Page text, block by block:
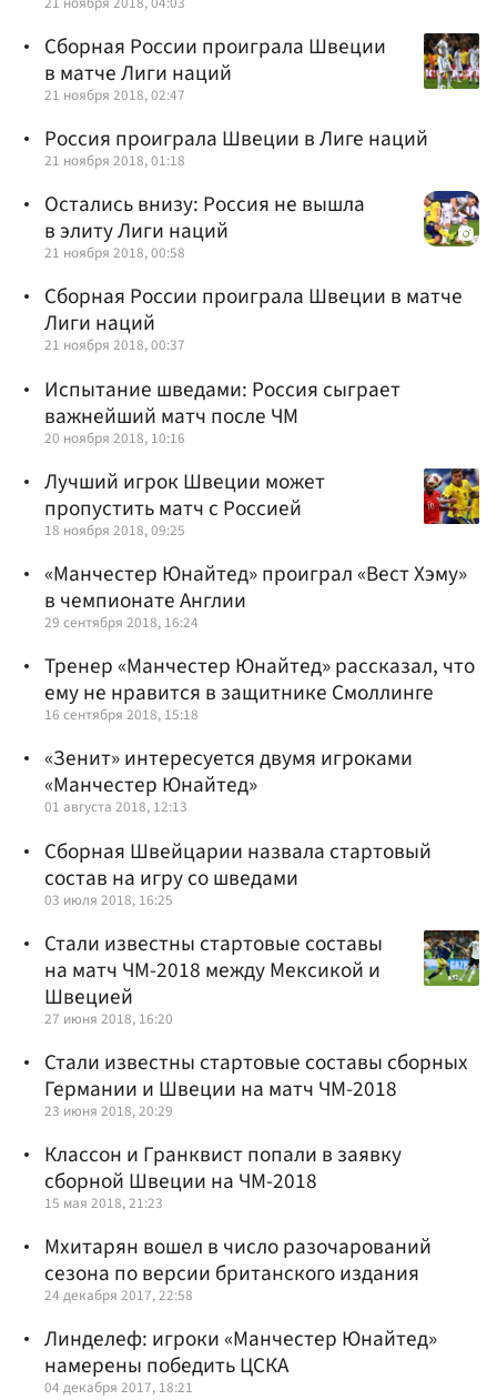
Сборная России проиграла Швеции
в матче Лиги наций
21 ноября 2018, 02:47
Россия проиграла Швеции в Лиге наций
21 ноября 2018, 01:18
Остались внизу: Россия не вышла
в элиту Лиги наций
21 ноября 2018, 00:58
Сборная России проиграла Швеции в матче
Лиги наций
21 ноября 2018, 00:37
Испытание шведами: Россия сыграет
важнейший матч после ЧМ
20 ноября 2018, 10:16
Лучший игрок Швеции может
пропустить матч с Россией
18 ноября 2018, 09:25
«Манчестер Юнайтед» проиграл «Вест Хэму»
в чемпионате Англии
29 сентября 2018, 16:24
Тренер «Манчестер Юнайтед» рассказал, что
ему не нравится в защитнике Смоллинге
16 сентября 2018, 15:18
«Зенит» интересуется двумя игроками
«Манчестер Юнайтед»
01 августа 2018, 12:13
Сборная Швейцарии назвала стартовый
состав на игру со шведами
03 июля 2018, 16:25
Стали известны стартовые составы
на матч ЧМ-2018 между Мексикой и
Швецией
27 июня 2018, 16:20
Стали известны стартовые составы сборных
Германии и Швеции на матч ЧМ-2018
23 июня 2018, 20:29
Классон и Гранквист попали в заявку
сборной Швеции на ЧМ-2018
15 мая 2018, 21:23
Мхитарян вошел в число разочарований
сезона по версии британского издания
24 декабря 2017, 22:58
Линделеф: игроки «Манчестер Юнайтед»
намерены победить ЦСКА
04 декабря 2017, 18:21